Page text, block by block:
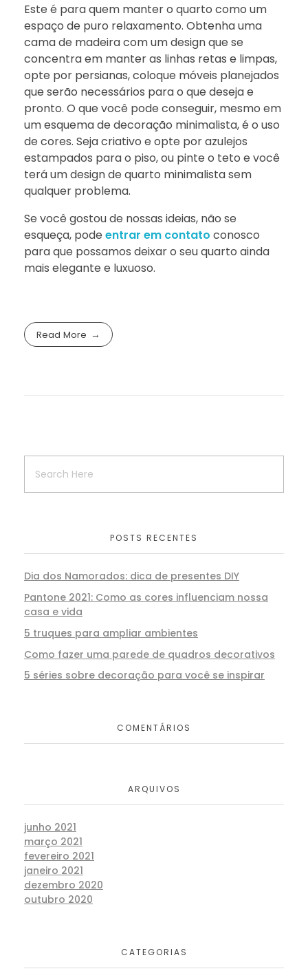
Este é para quem manter o quarto como um
espaço de puro relaxamento. Obtenha uma
cama de madeira com um design que se
concentra em manter as linhas retas e limpas,
opte por persianas, coloque móveis planejados
que serão necessários para o que deseja e
pronto. O que você pode conseguir, mesmo em
um esquema de decoração minimalista, é o uso
de cores. Seja criativo e opte por azulejos
estampados para o piso, ou pinte o teto e você
terá um design de quarto minimalista sem
qualquer problema.
Se você gostou de nossas ideias, não se
esqueça, pode entrar em contato conosco
para que possamos deixar o seu quarto ainda
mais elegante e luxuoso.
Read More
POSTS RECENTES
Dia dos Namorados: dica de presentes DIY
Pantone 2021: Como as cores influenciam nossa
casa e vida
5 truques para ampliar ambientes
Como fazer uma parede de quadros decorativos
5 séries sobre decoração para você se inspirar
COMENTÁRIOS
ARQUIVOS
junho 2021
março 2021
fevereiro 2021
janeiro 2021
dezembro 2020
outubro 2020
CATEGORIAS